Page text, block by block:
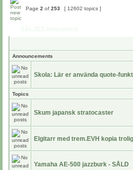
Page 2 of 253 [ 12602 topics ]
Announcements
Skola: Lär er använda quote-
Topics
Skum japansk stratocaster
Elgitarr med trem.EVH kopia
Yamaha AE-500 jazzburk - SÅLD